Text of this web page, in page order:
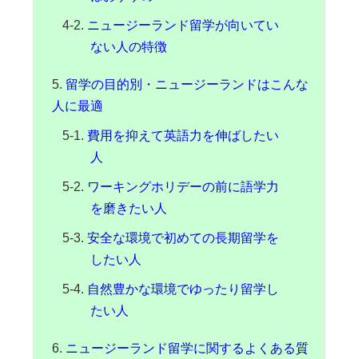
ニュージーランド留学が向いてい
ない人の特徴
留学の目的別・ニュージーランドはこんな
人に最適
費用を抑えて英語力を伸ばしたい
人
ワーキングホリデーの前に語学力
を磨きたい人
安全な環境で初めての長期留学を
したい人
自然豊かな環境でゆったり留学し
たい人
ニュージーランド留学に関するよくある質